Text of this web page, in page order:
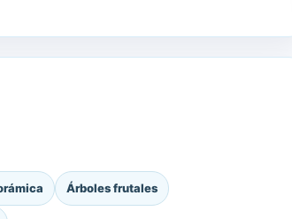
Árboles frutales